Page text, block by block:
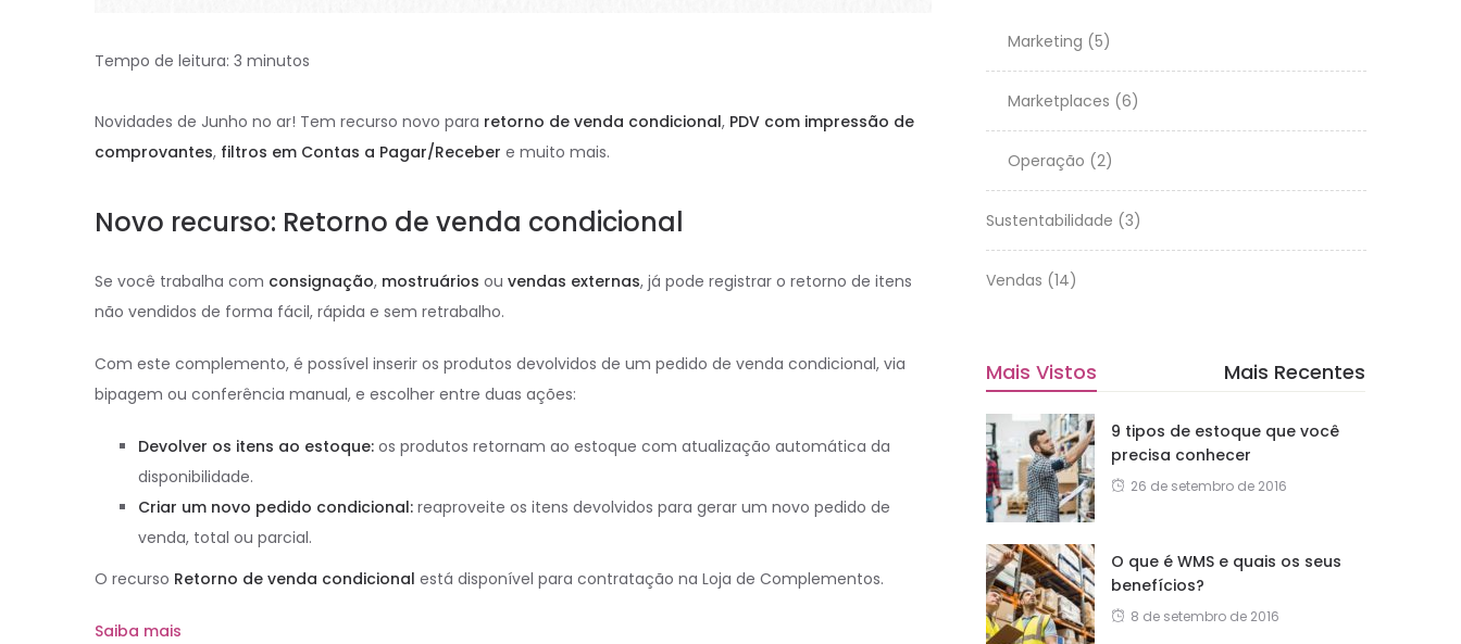
Tempo de leitura: 3 minutos
Novidades de Junho no ar! Tem recurso novo para retorno de venda condicional, PDV com impressão de
comprovantes, filtros em Contas a Pagar/Receber e muito mais.
Novo recurso: Retorno de venda condicional
Se você trabalha com consignação, mostruários ou vendas externas, já pode registrar o retorno de itens
não vendidos de forma fácil, rápida e sem retrabalho.
Com este complemento, é possível inserir os produtos devolvidos de um pedido de venda condicional, via
bipagem ou conferência manual, e escolher entre duas ações:
Devolver os itens ao estoque: os produtos retornam ao estoque com atualização automática da
disponibilidade.
Criar um novo pedido condicional: reaproveite os itens devolvidos para gerar um novo pedido de
venda, total ou parcial.
O recurso Retorno de venda condicional está disponível para contratação na Loja de Complementos.
Saiba mais
Marketing (5)
Marketplaces (6)
Operação (2)
Sustentabilidade (3)
Vendas (14)
Mais Vistos Mais Recentes
9 tipos de estoque que você
precisa conhecer
26 de setembro de 2016
O que é WMS e quais os seus
benefícios?
8 de setembro de 2016